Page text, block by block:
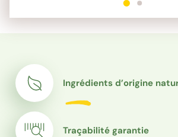
Ingrédients d’origine
Traçabilité garantie